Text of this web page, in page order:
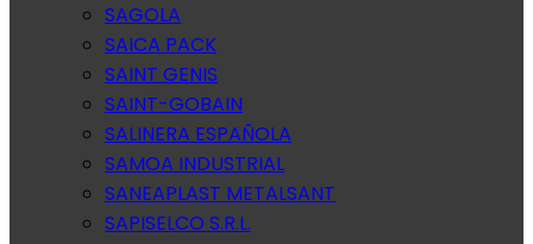
SAGOLA
SAICA PACK
SAINT GENIS
SAINT-GOBAIN
SALINERA ESPAÑOLA
SAMOA INDUSTRIAL
SANEAPLAST METALSANT
SAPISELCO S.R.L.